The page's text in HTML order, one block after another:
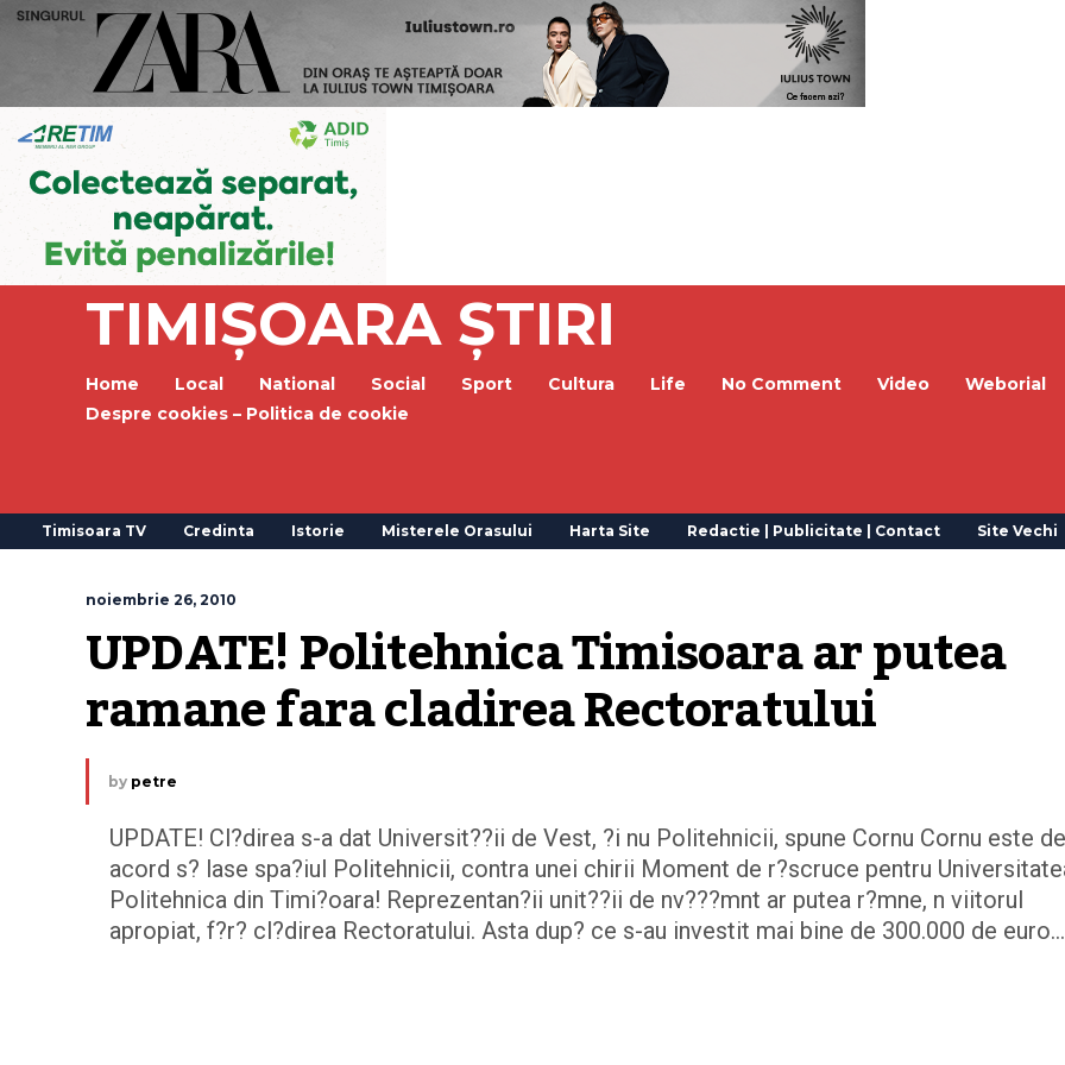
TIMIȘOARA ȘTIRI
Home Local National Social Sport Cultura Life No Comment Video
Weborial
Despre cookies – Politica de cookie
Timisoara TV Credinta Istorie Misterele Orasului Harta Site Redactie | Publicitate | Contact Site Vechi
noiembrie 26, 2010
UPDATE! Politehnica Timisoara ar putea
ramane fara cladirea Rectoratului
by petre
UPDATE! Cl?direa s-a dat Universit??ii de Vest, ?i nu Politehnicii, spune Cornu Cornu este de
acord s? lase spa?iul Politehnicii, contra unei chirii Moment de r?scruce pentru
Politehnica din Timi?oara! Reprezentan?ii unit??ii de nv???mnt ar putea r?mne, n viitorul
apropiat, f?r? cl?direa Rectoratului. Asta dup? ce s-au investit mai bine de 300.000 de euro…